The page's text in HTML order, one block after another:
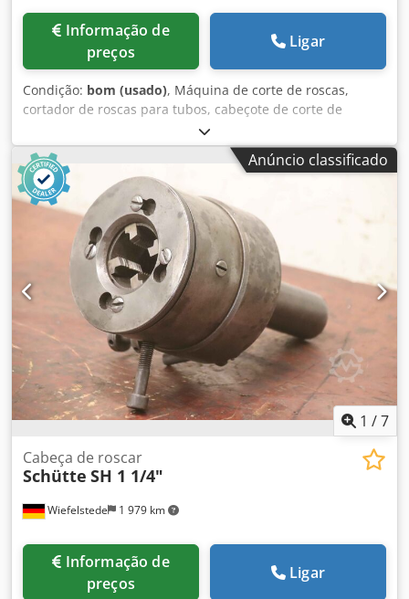
preços
Ligar
Condição: bom (usado), Máquina de corte de roscas,
cortador de roscas para tubos, cabeçote de corte de
roscas, mandril de corte de roscas, mandril de corte de
roscas, acessório de corte de roscas Dcsdpfx Alewq Nviofek
- Fabricante: Rems, cabeçote de corte de roscas - Tamanho
do tubo: 2 1/2 a 4 polegadas - Diâmetro do eixo: veja as
fotos para dimensões - Dimensões: 410/400/H340 mm -
Peso: 50 kg
Anúncio classificado
1 /7
Wiefelstede 1 979 km
Cabeça de roscar
Schütte SH 1 1/4"
preços
Ligar